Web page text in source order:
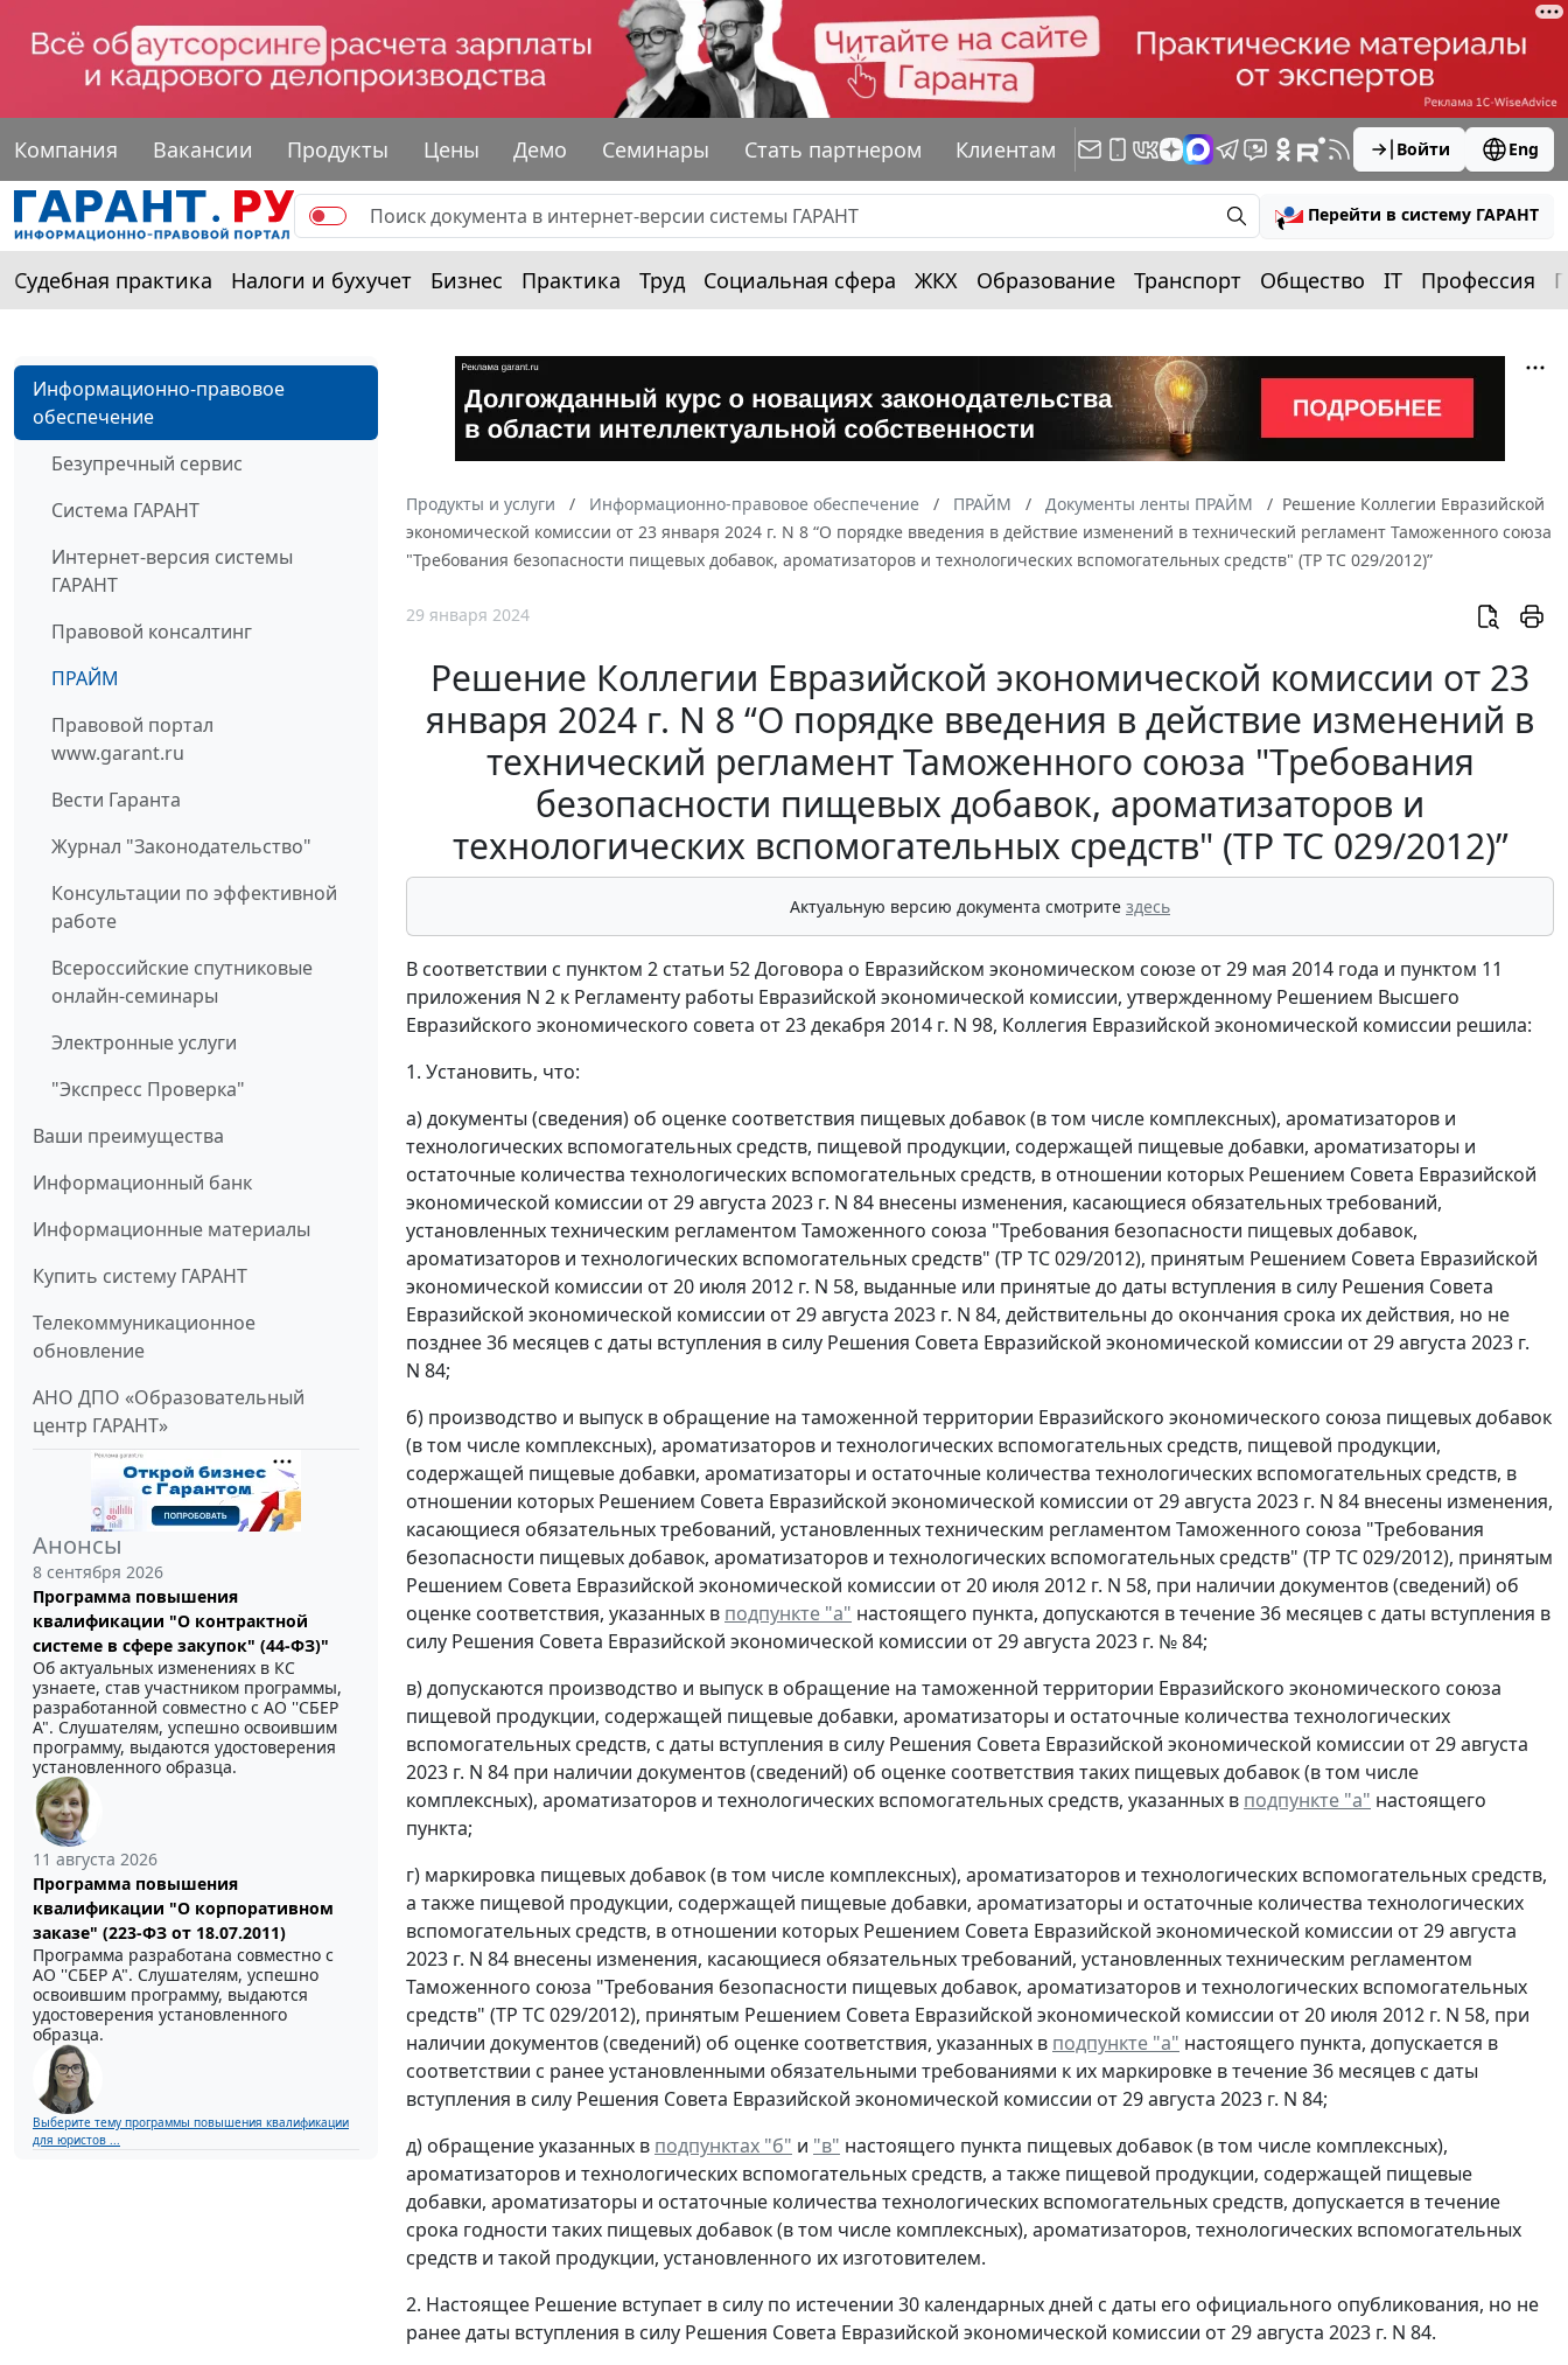
Компания Вакансии Продукты Цены Демо Семинары Стать партнером Клиентам Войти Eng
Перейти в систему ГАРАНТ
Судебная практика Налоги и бухучет Бизнес Практика Труд Социальная сфера ЖКХ Образование Транспорт Общество IT Профессия
Информационно-правовое
обеспечение
Безупречный сервис
Система ГАРАНТ
Интернет-версия системы
ГАРАНТ
Правовой консалтинг
ПРАЙМ
Правовой портал
www.garant.ru
Вести Гаранта
Журнал "Законодательство"
Консультации по эффективной
работе
Всероссийские спутниковые
онлайн-семинары
Электронные услуги
"Экспресс Проверка"
Ваши преимущества
Информационный банк
Информационные материалы
Купить систему ГАРАНТ
Телекоммуникационное
обновление
АНО ДПО «Образовательный
центр ГАРАНТ»
Анонсы
8 сентября 2026
Программа повышения
квалификации "О контрактной
системе в сфере закупок" (44-ФЗ)"
Об актуальных изменениях в КС
узнаете, став участником программы,
разработанной совместно с АО ''СБЕР
А". Слушателям, успешно освоившим
программу, выдаются удостоверения
установленного образца.
11 августа 2026
Программа повышения
квалификации "О корпоративном
заказе" (223-ФЗ от 18.07.2011)
Программа разработана совместно с
АО ''СБЕР А". Слушателям, успешно
освоившим программу, выдаются
удостоверения установленного
образца.
Выберите тему программы повышения квалификации
для юристов ...
Продукты и услуги Информационно-правовое обеспечение ПРАЙМ Документы ленты ПРАЙМ
Решение Коллегии Евразийской
экономической комиссии от 23 января 2024 г. N 8 “О порядке введения в действие изменений в технический регламент Таможенного союза
"Требования безопасности пищевых добавок, ароматизаторов и технологических вспомогательных средств" (ТР ТС 029/2012)”
29 января 2024
Решение Коллегии Евразийской экономической комиссии от 23
января 2024 г. N 8 “О порядке введения в действие изменений в
технический регламент Таможенного союза "Требования
безопасности пищевых добавок, ароматизаторов и
технологических вспомогательных средств" (ТР ТС 029/2012)”
Актуальную версию документа смотрите здесь
В соответствии с пунктом 2 статьи 52 Договора о Евразийском экономическом союзе от 29 мая 2014 года и пунктом 11
приложения N 2 к Регламенту работы Евразийской экономической комиссии, утвержденному Решением Высшего
Евразийского экономического совета от 23 декабря 2014 г. N 98, Коллегия Евразийской экономической комиссии решила:
1. Установить, что:
а) документы (сведения) об оценке соответствия пищевых добавок (в том числе комплексных), ароматизаторов и
технологических вспомогательных средств, пищевой продукции, содержащей пищевые добавки, ароматизаторы и
остаточные количества технологических вспомогательных средств, в отношении которых Решением Совета Евразийской
экономической комиссии от 29 августа 2023 г. N 84 внесены изменения, касающиеся обязательных требований,
установленных техническим регламентом Таможенного союза "Требования безопасности пищевых добавок,
ароматизаторов и технологических вспомогательных средств" (ТР ТС 029/2012), принятым Решением Совета Евразийской
экономической комиссии от 20 июля 2012 г. N 58, выданные или принятые до даты вступления в силу Решения Совета
Евразийской экономической комиссии от 29 августа 2023 г. N 84, действительны до окончания срока их действия, но не
позднее 36 месяцев с даты вступления в силу Решения Совета Евразийской экономической комиссии от 29 августа 2023 г.
N 84;
б) производство и выпуск в обращение на таможенной территории Евразийского экономического союза пищевых добавок
(в том числе комплексных), ароматизаторов и технологических вспомогательных средств, пищевой продукции,
содержащей пищевые добавки, ароматизаторы и остаточные количества технологических вспомогательных средств, в
отношении которых Решением Совета Евразийской экономической комиссии от 29 августа 2023 г. N 84 внесены изменения,
касающиеся обязательных требований, установленных техническим регламентом Таможенного союза "Требования
безопасности пищевых добавок, ароматизаторов и технологических вспомогательных средств" (ТР ТС 029/2012), принятым
Решением Совета Евразийской экономической комиссии от 20 июля 2012 г. N 58, при наличии документов (сведений) об
оценке соответствия, указанных в подпункте "а" настоящего пункта, допускаются в течение 36 месяцев с даты вступления в
силу Решения Совета Евразийской экономической комиссии от 29 августа 2023 г. № 84;
в) допускаются производство и выпуск в обращение на таможенной территории Евразийского экономического союза
пищевой продукции, содержащей пищевые добавки, ароматизаторы и остаточные количества технологических
вспомогательных средств, с даты вступления в силу Решения Совета Евразийской экономической комиссии от 29 августа
2023 г. N 84 при наличии документов (сведений) об оценке соответствия таких пищевых добавок (в том числе
комплексных), ароматизаторов и технологических вспомогательных средств, указанных в подпункте "а" настоящего
пункта;
г) маркировка пищевых добавок (в том числе комплексных), ароматизаторов и технологических вспомогательных средств,
а также пищевой продукции, содержащей пищевые добавки, ароматизаторы и остаточные количества технологических
вспомогательных средств, в отношении которых Решением Совета Евразийской экономической комиссии от 29 августа
2023 г. N 84 внесены изменения, касающиеся обязательных требований, установленных техническим регламентом
Таможенного союза "Требования безопасности пищевых добавок, ароматизаторов и технологических вспомогательных
средств" (ТР ТС 029/2012), принятым Решением Совета Евразийской экономической комиссии от 20 июля 2012 г. N 58, при
наличии документов (сведений) об оценке соответствия, указанных в подпункте "а" настоящего пункта, допускается в
соответствии с ранее установленными обязательными требованиями к их маркировке в течение 36 месяцев с даты
вступления в силу Решения Совета Евразийской экономической комиссии от 29 августа 2023 г. N 84;
д) обращение указанных в подпунктах "б" и "в" настоящего пункта пищевых добавок (в том числе комплексных),
ароматизаторов и технологических вспомогательных средств, а также пищевой продукции, содержащей пищевые
добавки, ароматизаторы и остаточные количества технологических вспомогательных средств, допускается в течение
срока годности таких пищевых добавок (в том числе комплексных), ароматизаторов, технологических вспомогательных
средств и такой продукции, установленного их изготовителем.
2. Настоящее Решение вступает в силу по истечении 30 календарных дней с даты его официального опубликования, но не
ранее даты вступления в силу Решения Совета Евразийской экономической комиссии от 29 августа 2023 г. N 84.